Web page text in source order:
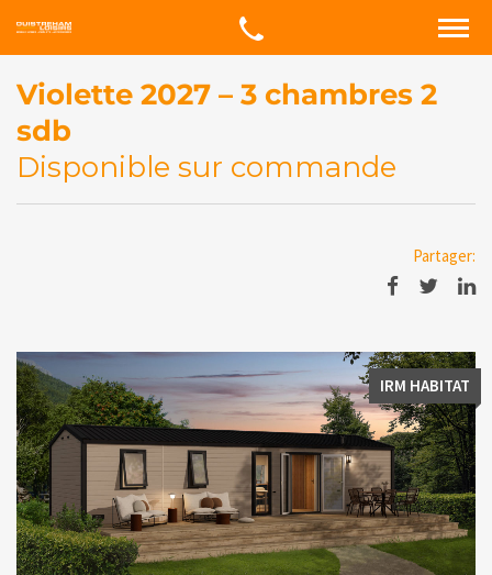
Violette 2027 – 3 chambres 2
sdb
Disponible sur commande
Partager:
IRM HABITAT